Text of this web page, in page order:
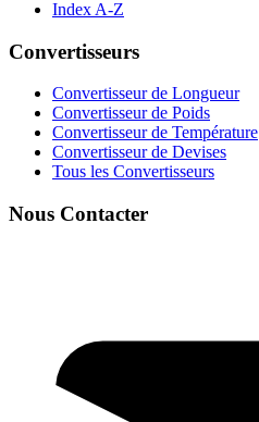
Index A-Z
Convertisseurs
Convertisseur de Longueur
Convertisseur de Poids
Convertisseur de Température
Convertisseur de Devises
Tous les Convertisseurs
Nous Contacter